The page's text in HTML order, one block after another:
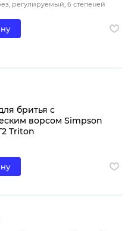
регулируемый, 6 степеней
бритья с
ворсом Simpson
Triton